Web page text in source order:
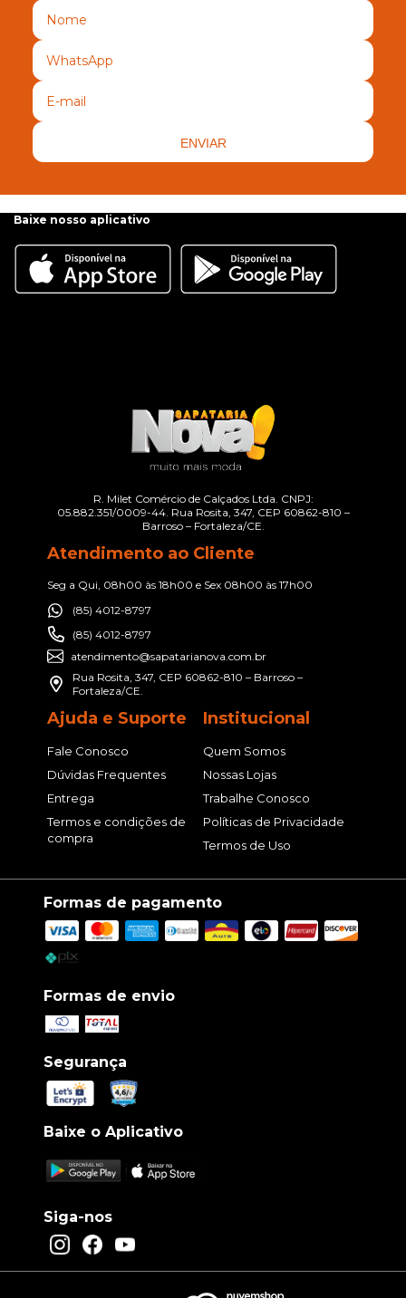
ENVIAR
Baixe nosso aplicativo
R. Milet Comércio de Calçados Ltda. CNPJ:
05.882.351/0009-44. Rua Rosita, 347, CEP 60862-810 –
Barroso – Fortaleza/CE.
Atendimento ao Cliente
Seg a Qui, 08h00 às 18h00 e Sex 08h00 às 17h00
(85) 4012-8797
(85) 4012-8797
atendimento@sapatarianova.com.br
Rua Rosita, 347, CEP 60862-810 – Barroso –
Fortaleza/CE.
Ajuda e Suporte
Fale Conosco
Dúvidas Frequentes
Entrega
Termos e condições de
compra
Institucional
Quem Somos
Nossas Lojas
Trabalhe Conosco
Políticas de Privacidade
Termos de Uso
Formas de pagamento
Formas de envio
Segurança
Baixe o Aplicativo
Siga-nos